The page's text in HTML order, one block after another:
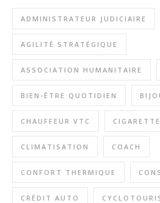
ADMINISTRATEUR JUDICIAIRE
AGILITÉ STRATÉGIQUE
ASSOCIATION HUMANITAIRE
BIEN-ÊTRE QUOTIDIEN
CHAUFFEUR VTC
CLIMATISATION COACH
CONFORT THERMIQUE
CRÉDIT AUTO